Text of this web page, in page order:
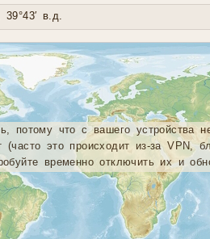
в.д.
потому что с вашего устройства
(часто это происходит из-за VPN,
временно отключить их и